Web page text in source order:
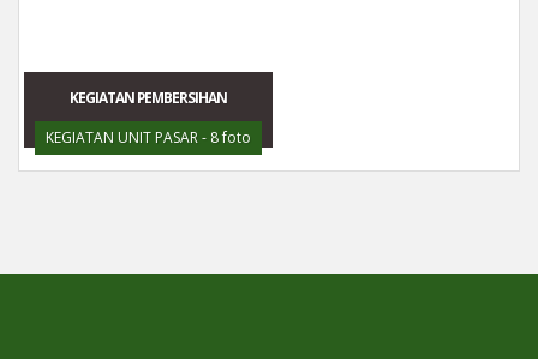
KEGIATAN PEMBERSIHAN
KEGIATAN UNIT PASAR - 8 foto